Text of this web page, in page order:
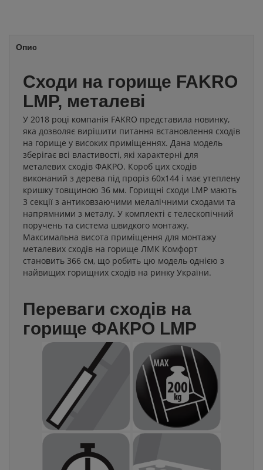
Опис
Сходи на горище FAKRO
LMP, металеві
У 2018 році компанія FAKRO представила новинку,
яка дозволяє вирішити питання встановлення сходів
на горище у високих приміщеннях. Дана модель
зберігає всі властивості, які характерні для
металевих сходів ФАКРО. Короб цих сходів
виконаний з дерева під проріз 60x144 і має утеплену
кришку товщиною 36 мм. Горищні сходи LMP мають
3 секції з антиковзаючими мелалічними сходами та
напрямними з металу. У комплекті є телескопічний
поручень та система швидкого монтажу.
Максимальна висота приміщення для монтажу
металевих сходів на горище ЛМК Комфорт
становить 366 см, що робить цю модель однією з
найвищих горищних сходів на ринку України.
Переваги сходів на
горище ФАКРО LMP